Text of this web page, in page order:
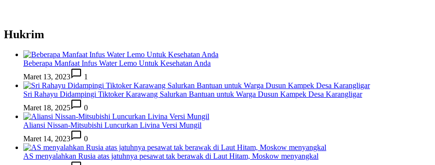
Hukrim
Beberapa Manfaat Infus Water Lemo Untuk Kesehatan Anda
Maret 13, 2023
1
Sri Rahayu Didampingi Tiktoker Karawang Salurkan Bantuan untuk Warga Dusun Kampek Desa Karangligar
Maret 18, 2025
0
Aliansi Nissan-Mitsubishi Luncurkan Livina Versi Mungil
Maret 14, 2023
0
AS menyalahkan Rusia atas jatuhnya pesawat tak berawak di Laut Hitam, Moskow menyangkal